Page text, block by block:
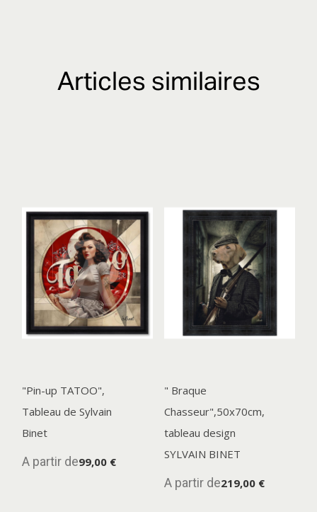
Articles similaires
"Pin-up TATOO",
Tableau de Sylvain
Binet
A partir de99,00 €
" Braque
Chasseur",50x70cm,
tableau design
SYLVAIN BINET
A partir de219,00 €